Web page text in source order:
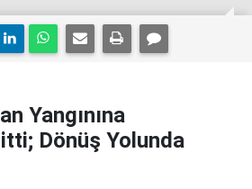
Yangınına
Dönüş Yolunda